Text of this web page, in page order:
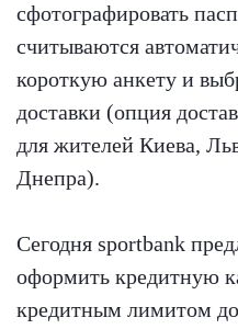
сфотографировать
считываются
короткую анкету и
доставки (опция
для жителей Киева,
Днепра).
Сегодня sportbank
оформить кредитную
кредитным лимитом